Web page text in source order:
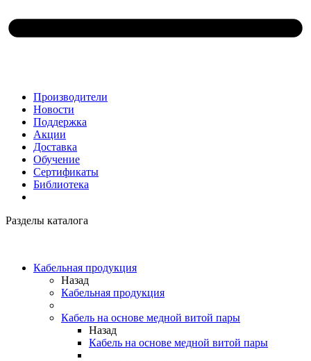
Производители
Новости
Поддержка
Акции
Доставка
Обучение
Сертификаты
Библиотека
Разделы каталога
Кабельная продукция
Назад
Кабельная продукция
Кабель на основе медной витой пары
Назад
Кабель на основе медной витой пары